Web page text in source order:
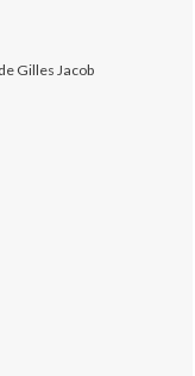
Gilles Jacob